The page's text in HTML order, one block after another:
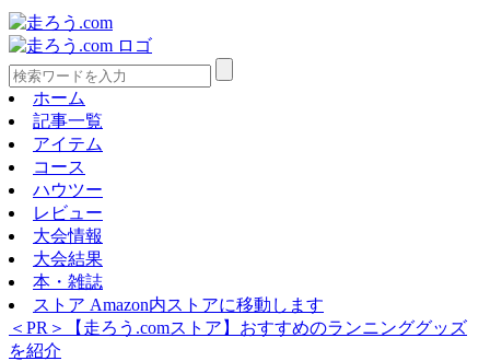
ホーム
記事一覧
アイテム
コース
ハウツー
レビュー
大会情報
大会結果
本・雑誌
ストア Amazon内ストアに移動します
＜PR＞【走ろう.comストア】おすすめのランニンググッズ
を紹介